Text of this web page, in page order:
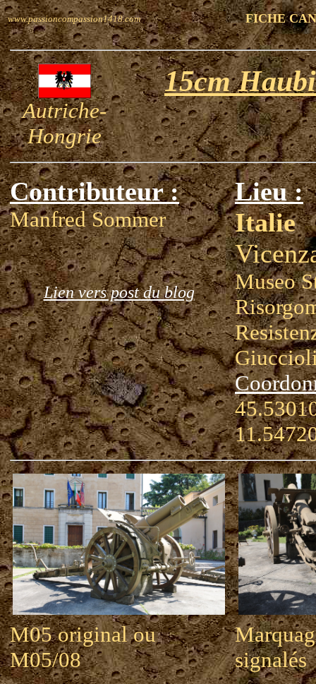
www.passioncompassion1418.com FICHE
Autriche-
Hongrie
15cm
Contributeur :
Manfred Sommer
Lien vers post du blog
Lieu :
Italie
Museo
M05 original ou
M05/08
signalés